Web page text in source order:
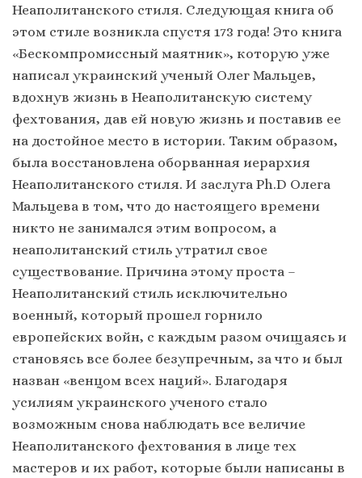
Неаполитанского стиля. Следующая книга об
этом стиле возникла спустя 173 года! Это книга
«Бескомпромиссный маятник», которую уже
написал украинский ученый Олег Мальцев,
вдохнув жизнь в Неаполитанскую систему
фехтования, дав ей новую жизнь и поставив ее
на достойное место в истории. Таким образом,
была восстановлена оборванная иерархия
Неаполитанского стиля. И заслуга Ph.D Олега
Мальцева в том, что до настоящего времени
никто не занимался этим вопросом, а
неаполитанский стиль утратил свое
существование. Причина этому проста –
Неаполитанский стиль исключительно
военный, который прошел горнило
европейских войн, с каждым разом очищаясь и
становясь все более безупречным, за что и был
назван «венцом всех наций». Благодаря
усилиям украинского ученого стало
возможным снова наблюдать все величие
Неаполитанского фехтования в лице тех
мастеров и их работ, которые были написаны в